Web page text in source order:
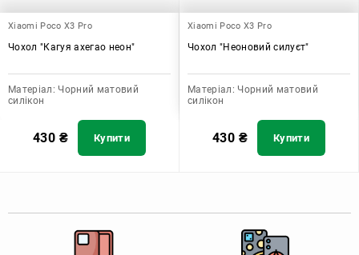
Xiaomi Poco X3 Pro
Чохол "Кагуя ахегао неон"
Матеріал: Чорний матовий
силікон
430 ₴ Купити
Xiaomi Poco X3 Pro
Чохол "Неоновий силуєт"
Матеріал: Чорний матовий
силікон
430 ₴ Купити